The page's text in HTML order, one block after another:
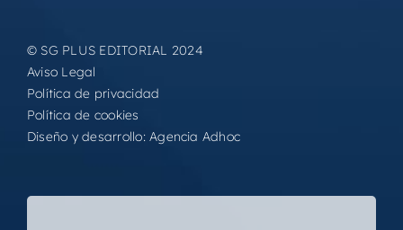
© SG PLUS EDITORIAL 2024
Aviso Legal
Política de privacidad
Política de cookies
Diseño y desarrollo:Agencia Adhoc